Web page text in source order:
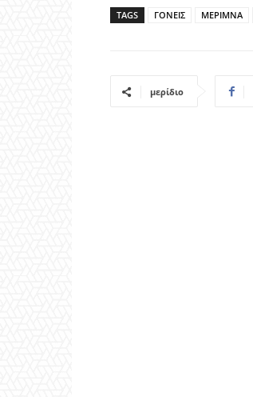
TAGS ΓΟΝΕΙΣ ΜΕΡΙΜΝΑ
μερίδιο